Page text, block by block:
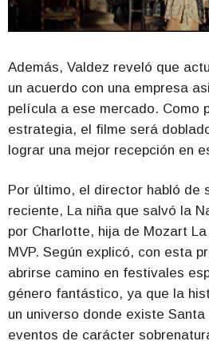
Además, Valdez reveló que
un acuerdo con una empresa
película a ese mercado. Como
estrategia, el filme será
lograr una mejor recepción en
Por último, el director habló de
reciente, La niña que salvó la
por Charlotte, hija de Mozart
MVP. Según explicó, con esta
abrirse camino en festivales
género fantástico, ya que la
un universo donde existe Santa
eventos de carácter